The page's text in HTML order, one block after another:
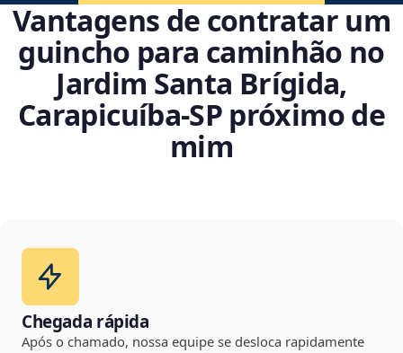
Vantagens de contratar um
guincho para caminhão no
Jardim Santa Brígida,
Carapicuíba‑SP próximo de
mim
Chegada rápida
Após o chamado, nossa equipe se desloca rapidamente